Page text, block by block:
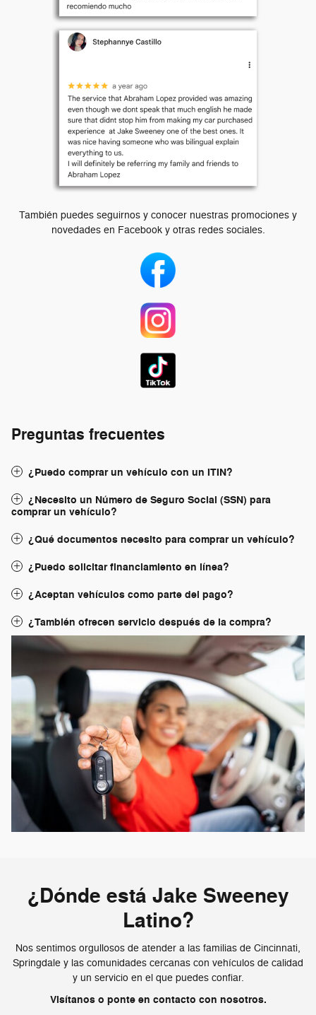
También puedes seguirnos y conocer nuestras promociones y
novedades en Facebook y otras redes sociales.
Preguntas frecuentes
¿Puedo comprar un vehículo con un ITIN?
¿Necesito un Número de Seguro Social (SSN) para
comprar un vehículo?
¿Qué documentos necesito para comprar un vehículo?
¿Puedo solicitar financiamiento en línea?
¿Aceptan vehículos como parte del pago?
¿También ofrecen servicio después de la compra?
¿Dónde está Jake Sweeney
Latino?
Nos sentimos orgullosos de atender a las familias de Cincinnati,
Springdale y las comunidades cercanas con vehículos de calidad
y un servicio en el que puedes confiar.
Visítanos o ponte en contacto con nosotros.